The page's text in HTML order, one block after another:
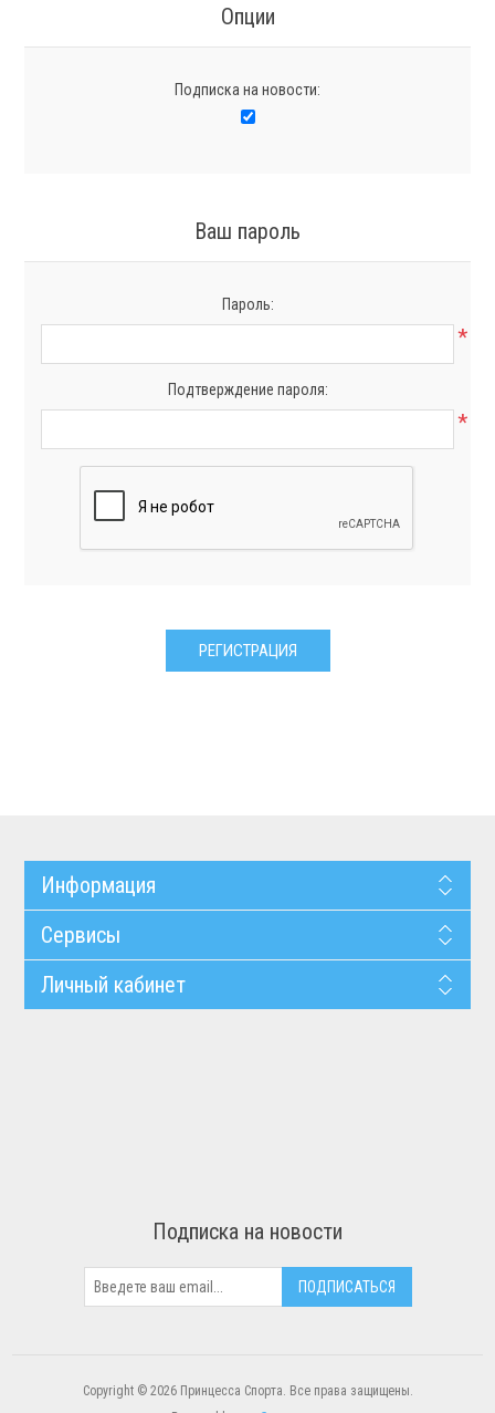
Опции
Подписка на новости:
Ваш пароль
Пароль:
*
Подтверждение пароля:
*
Информация
Сервисы
Личный кабинет
Подписка на новости
Copyright © 2026 Принцесса Спорта. Все права защищены.